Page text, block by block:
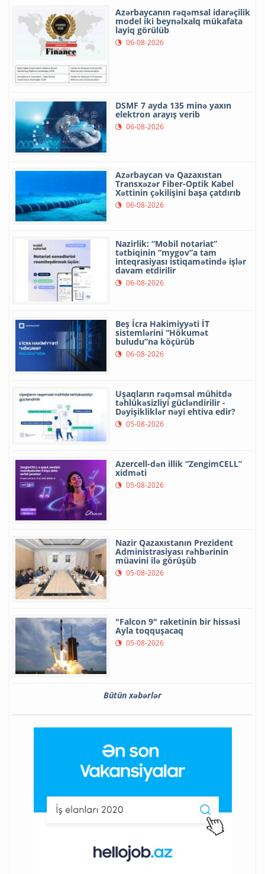
Azərbaycanın rəqəmsal idarəçilik
model iki beynəlxalq mükafata
layiq görülüb
06-08-2026
DSMF 7 ayda 135 minə yaxın
elektron arayış verib
06-08-2026
Azərbaycan və Qazaxıstan
Transxəzər Fiber-Optik Kabel
Xəttinin çəkilişini başa çatdırıb
06-08-2026
Nazirlik: “Mobil notariat”
tətbiqinin “mygov”a tam
inteqrasiyası istiqamətində işlər
davam etdirilir
06-08-2026
Beş İcra Hakimiyyəti İT
sistemlərini “Hökumət
buludu”na köçürüb
06-08-2026
Uşaqların rəqəmsal mühitdə
təhlükəsizliyi gücləndirilir -
Dəyişikliklər nəyi ehtiva edir?
05-08-2026
Azercell-dən illik “ZengimCELL”
xidməti
05-08-2026
Nazir Qazaxıstanın Prezident
Administrasiyası rəhbərinin
müavini ilə görüşüb
05-08-2026
"Falcon 9" raketinin bir hissəsi
Ayla toqquşacaq
05-08-2026
Bütün xəbərlər